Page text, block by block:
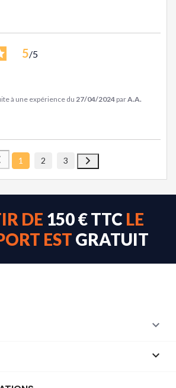
5/5
à une expérience du 27/04/2024 parA.A.
1 2 3
DE 150 € TTC LE
EST GRATUIT

keyboard_arrow_down